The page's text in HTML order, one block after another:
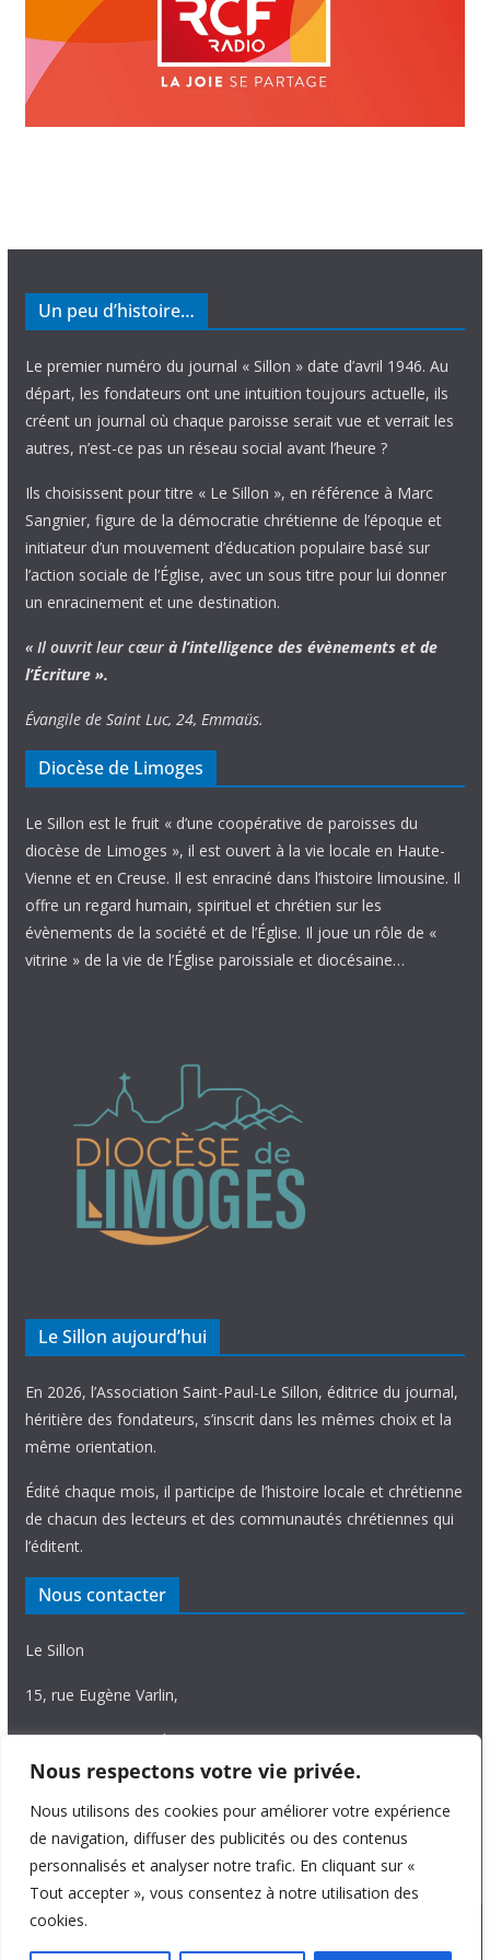
Nous respectons votre vie privée.
Nous utilisons des cookies pour améliorer votre expérience
de navigation, diffuser des publicités ou des contenus
personnalisés et analyser notre trafic. En cliquant sur «
Tout accepter », vous consentez à notre utilisation des
cookies.
Un peu d’histoire…
Le premier numéro du journal « Sillon » date d’avril 1946. Au
départ, les fondateurs ont une intuition toujours actuelle, ils
créent un journal où chaque paroisse serait vue et verrait les
autres, n’est-ce pas un réseau social avant l’heure ?
Ils choisissent pour titre « Le Sillon », en référence à Marc
Sangnier, figure de la démocratie chrétienne de l’époque et
initiateur d’un mouvement d’éducation populaire basé sur
l’action sociale de l’Église, avec un sous titre pour lui donner
un enracinement et une destination.
« Il ouvrit leur cœur à l’intelligence des évènements et de
l’Écriture ».
Évangile de Saint Luc, 24, Emmaüs.
Diocèse de Limoges
Le Sillon est le fruit « d’une coopérative de paroisses du
diocèse de Limoges », il est ouvert à la vie locale en Haute-
Vienne et en Creuse. Il est enraciné dans l’histoire limousine. Il
offre un regard humain, spirituel et chrétien sur les
évènements de la société et de l’Église. Il joue un rôle de «
vitrine » de la vie de l’Église paroissiale et diocésaine…
Le Sillon aujourd’hui
En 2026, l’Association Saint-Paul-Le Sillon, éditrice du journal,
héritière des fondateurs, s’inscrit dans les mêmes choix et la
même orientation.
Édité chaque mois, il participe de l’histoire locale et chrétienne
de chacun des lecteurs et des communautés chrétiennes qui
l’éditent.
Nous contacter
Le Sillon
15, rue Eugène Varlin,
87036 Limoges Cedex.
Tél. 05 55 06 14 15
Nous écrire